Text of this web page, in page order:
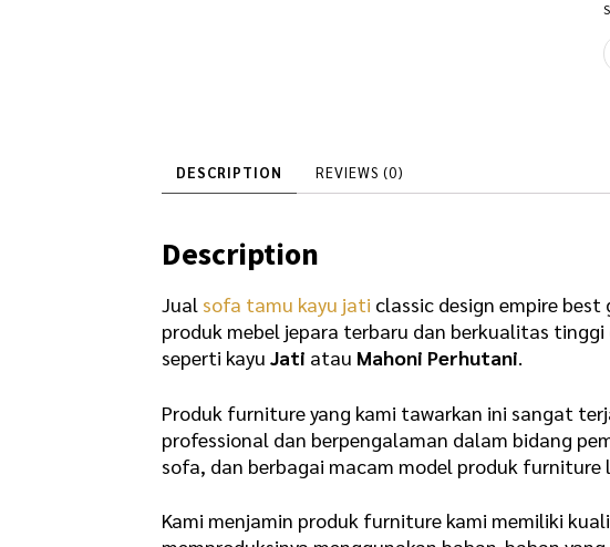
DESCRIPTION REVIEWS (0)
Description
Jual sofa tamu kayu jati classic design empire
produk mebel jepara terbaru dan berkualitas
seperti kayuJati atau Mahoni Perhutani.
Produk furniture yang kami tawarkan ini sangat
professional dan berpengalaman dalam bidang
sofa, dan berbagai macam model produk furniture
Kami menjamin produk furniture kami memiliki